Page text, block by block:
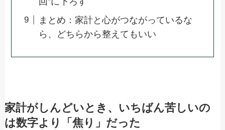
まとめ：家計と心がつながっているな
ら、どちらから整えてもいい
家計がしんどいとき、いちばん苦しいの
は数字より「焦り」だった